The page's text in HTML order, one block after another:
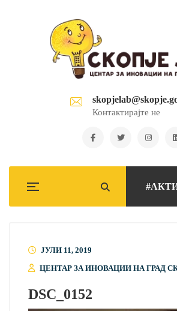
Контактирајте не
ЈУЛИ 11, 2019
ЦЕНТАР ЗА ИНОВАЦИИ НА ГРАД
DSC_0152